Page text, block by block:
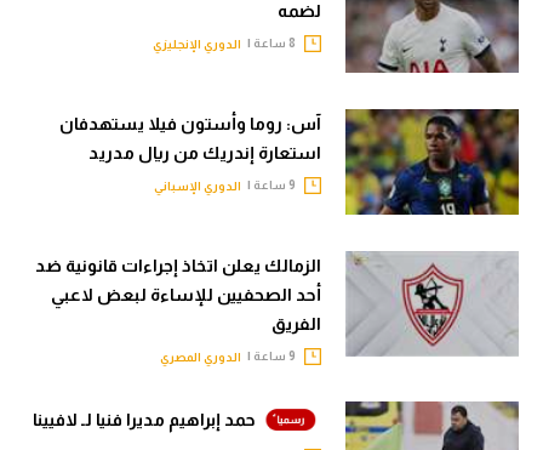
لضمه
الدوري الإنجليزي
آس: روما وأستون فيلا يستهدفان
استعارة إندريك من ريال مدريد
الدوري الإسباني
الزمالك يعلن اتخاذ إجراءات قانونية ضد
أحد الصحفيين للإساءة لبعض لاعبي
الفريق
الدوري المصري
حمد إبراهيم مديرا فنيا لـ لافيينا